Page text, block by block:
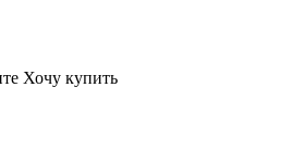
Хочу купить